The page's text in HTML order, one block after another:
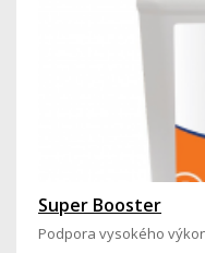
Super Booster
Podpora vysokého